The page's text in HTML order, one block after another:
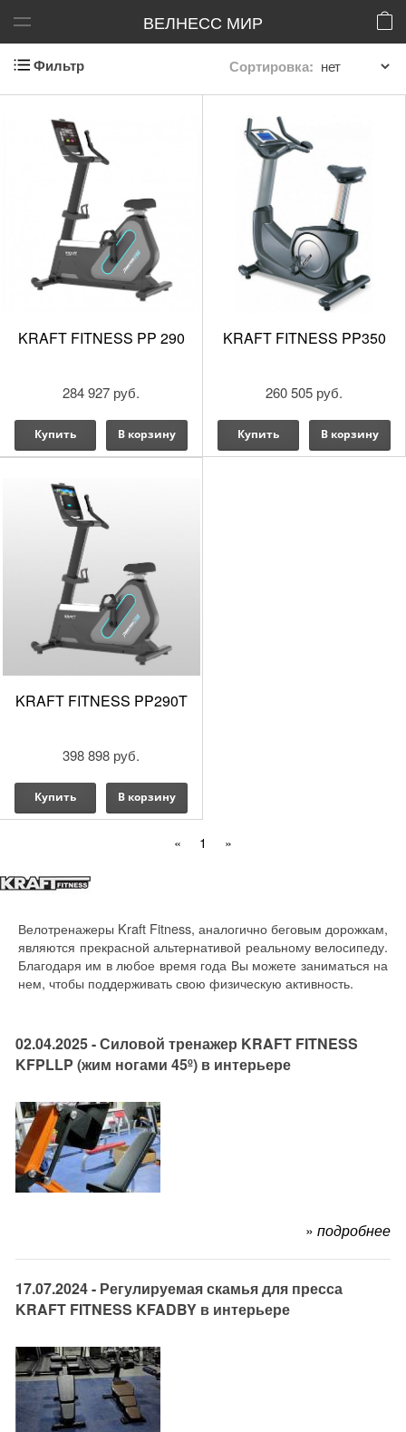
ВЕЛНЕСС МИР
Фильтр Сортировка:
KRAFT FITNESS PP 290
284 927 руб.
Купить В корзину
KRAFT FITNESS PP350
260 505 руб.
Купить В корзину
KRAFT FITNESS PP290T
398 898 руб.
Купить В корзину
« 1 »
Велотренажеры Kraft Fitness, аналогично беговым дорожкам,
являются прекрасной альтернативой реальному велосипеду.
Благодаря им в любое время года Вы можете заниматься на
нем, чтобы поддерживать свою физическую активность.
02.04.2025 - Силовой тренажер KRAFT FITNESS
KFPLLP (жим ногами 45º) в интерьере
» подробнее
17.07.2024 - Регулируемая скамья для пресса
KRAFT FITNESS KFADBY в интерьере